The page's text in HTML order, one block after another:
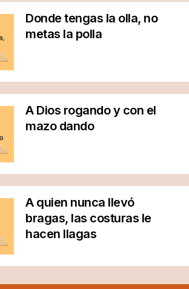
Donde tengas la olla, no
metas la polla
A Dios rogando y con el
mazo dando
A quien nunca llevó
bragas, las costuras le
hacen llagas